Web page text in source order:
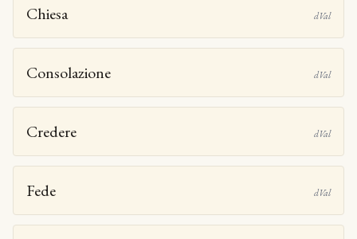
Chiesa dVal
Consolazione dVal
Credere dVal
Fede dVal